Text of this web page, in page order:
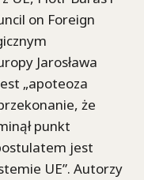
on Foreign
Jarosława
„apoteoza
że
punkt
jest
UE”. Autorzy